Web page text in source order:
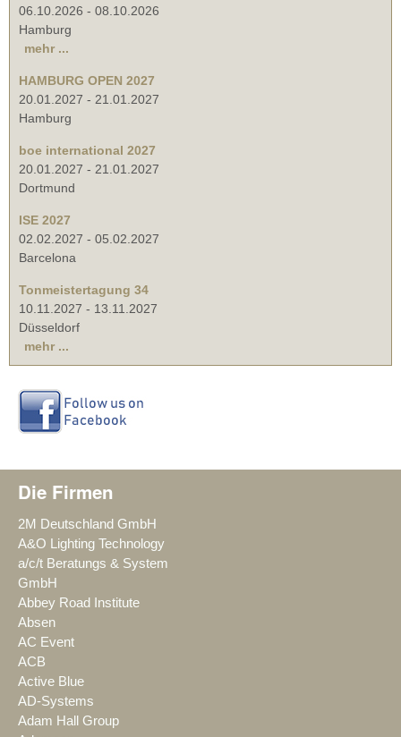
06.10.2026 - 08.10.2026
Hamburg
mehr ...
HAMBURG OPEN 2027
20.01.2027 - 21.01.2027
Hamburg
boe international 2027
20.01.2027 - 21.01.2027
Dortmund
ISE 2027
02.02.2027 - 05.02.2027
Barcelona
Tonmeistertagung 34
10.11.2027 - 13.11.2027
Düsseldorf
mehr ...
Die Firmen
2M Deutschland GmbH
A&O Lighting Technology
a/c/t Beratungs & System
GmbH
Abbey Road Institute
Absen
AC Event
ACB
Active Blue
AD-Systems
Adam Hall Group